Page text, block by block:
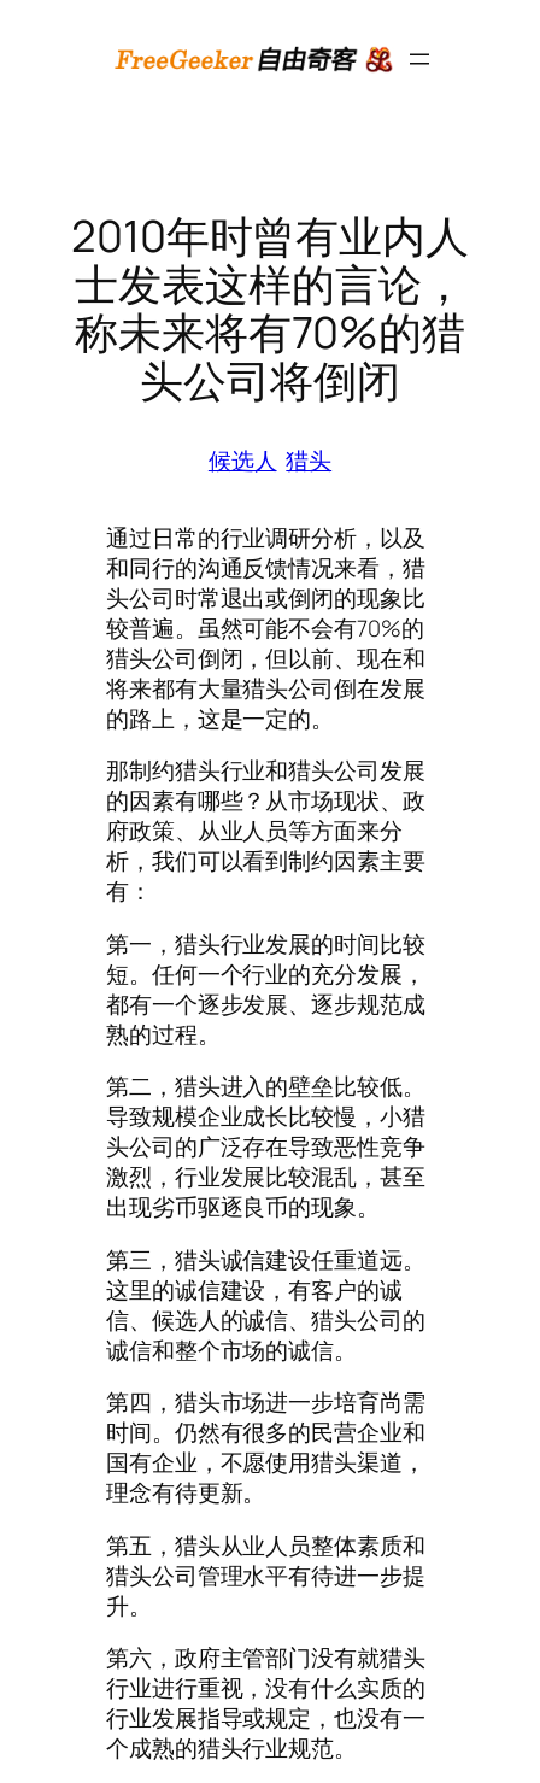
2010年时曾有业内人
士发表这样的言论，
称未来将有70%的猎
头公司将倒闭
候选人 猎头
通过日常的行业调研分析，以及
和同行的沟通反馈情况来看，猎
头公司时常退出或倒闭的现象比
较普遍。虽然可能不会有70%的
猎头公司倒闭，但以前、现在和
将来都有大量猎头公司倒在发展
的路上，这是一定的。
那制约猎头行业和猎头公司发展
的因素有哪些？从市场现状、政
府政策、从业人员等方面来分
析，我们可以看到制约因素主要
有：
第一，猎头行业发展的时间比较
短。任何一个行业的充分发展，
都有一个逐步发展、逐步规范成
熟的过程。
第二，猎头进入的壁垒比较低。
导致规模企业成长比较慢，小猎
头公司的广泛存在导致恶性竞争
激烈，行业发展比较混乱，甚至
出现劣币驱逐良币的现象。
第三，猎头诚信建设任重道远。
这里的诚信建设，有客户的诚
信、候选人的诚信、猎头公司的
诚信和整个市场的诚信。
第四，猎头市场进一步培育尚需
时间。仍然有很多的民营企业和
国有企业，不愿使用猎头渠道，
理念有待更新。
第五，猎头从业人员整体素质和
猎头公司管理水平有待进一步提
升。
第六，政府主管部门没有就猎头
行业进行重视，没有什么实质的
行业发展指导或规定，也没有一
个成熟的猎头行业规范。